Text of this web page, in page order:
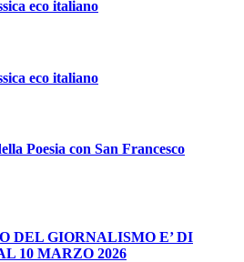
eco italiano
eco italiano
Poesia con San Francesco
DEL GIORNALISMO E’ DI
10 MARZO 2026